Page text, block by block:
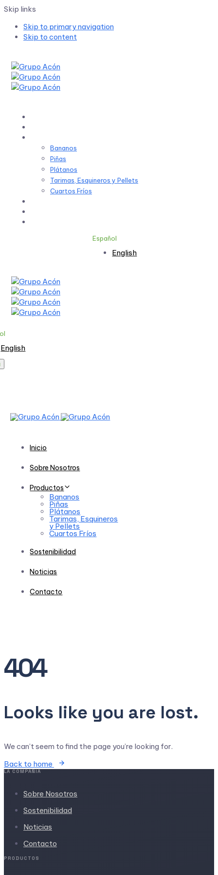
Skip links
Skip to primary navigation
Skip to content
Bananos
Piñas
Plátanos
Tarimas, Esquineros y Pellets
Cuartos Fríos
Español
English
English
Inicio
Sobre Nosotros
Productos
Bananos
Piñas
Plátanos
Tarimas, Esquineros
y Pellets
Cuartos Fríos
Sostenibilidad
Noticias
Contacto
404
Looks like you are lost.
We can’t seem to find the page you’re looking for.
Back to home
LA COMPAÑIA
Sobre Nosotros
Sostenibilidad
Noticias
Contacto
PRODUCTOS